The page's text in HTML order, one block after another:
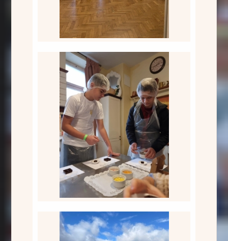
Laimas šokolādes fabrikā
Mežaparka Lielajā estrādē